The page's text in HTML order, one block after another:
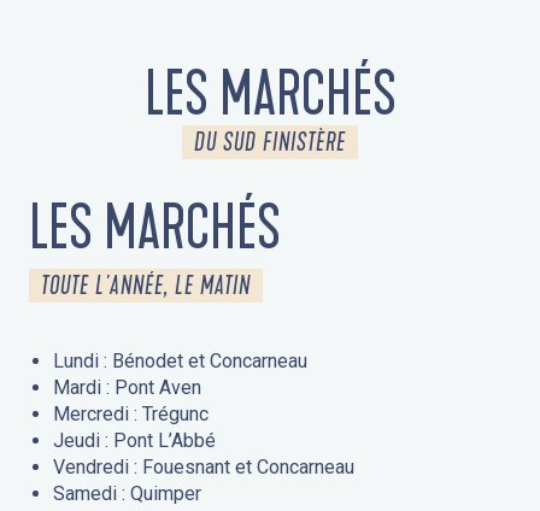
LES MARCHÉS
DU SUD FINISTÈRE
LES MARCHÉS
TOUTE L'ANNÉE, LE MATIN
Lundi : Bénodet et Concarneau
Mardi : Pont Aven
Mercredi : Trégunc
Jeudi : Pont L’Abbé
Vendredi : Fouesnant et Concarneau
Samedi : Quimper